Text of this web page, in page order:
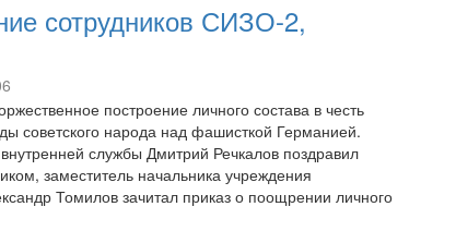
сотрудников СИЗО-2,
построение личного состава в честь
советского народа над фашисткой Германией.
службы Дмитрий Речкалов поздравил
заместитель начальника учреждения
Томилов зачитал приказ о поощрении личного